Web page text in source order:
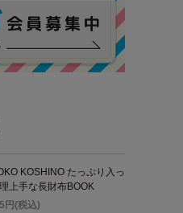
KOSHINO たっぷり入っ
上手な長財布BOOK
円(税込)